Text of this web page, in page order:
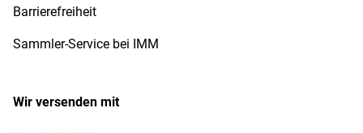
Barrierefreiheit
Sammler-Service bei IMM
Wir versenden mit